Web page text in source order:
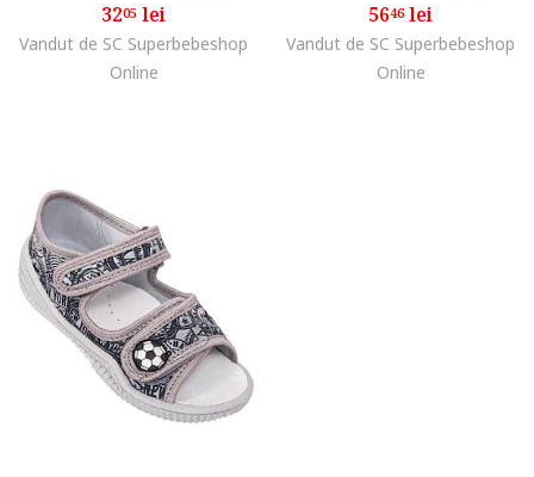
3205 lei
Vandut de SC Superbebeshop
Online
5646lei
Vandut de SC Superbebeshop
Online